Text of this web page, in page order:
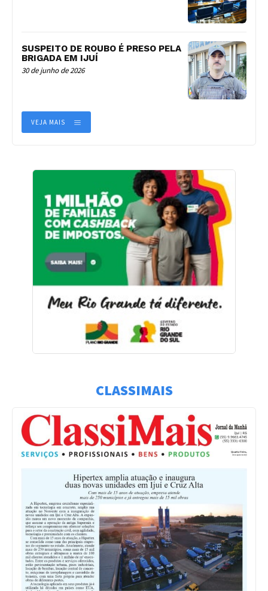
SUSPEITO DE ROUBO É PRESO PELA
BRIGADA EM IJUÍ
30 de junho de 2026
VEJA MAIS
CLASSIMAIS